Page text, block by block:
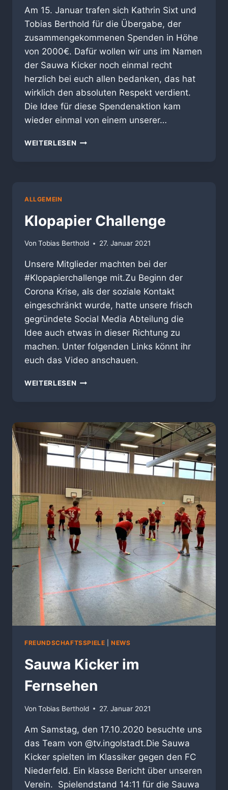
Am 15. Januar trafen sich Kathrin Sixt und
Tobias Berthold für die Übergabe, der
zusammengekommenen Spenden in Höhe
von 2000€. Dafür wollen wir uns im Namen
der Sauwa Kicker noch einmal recht
herzlich bei euch allen bedanken, das hat
wirklich den absoluten Respekt verdient.
Die Idee für diese Spendenaktion kam
wieder einmal von einem unserer…
WEITERLESEN SPENDENAKTION
ALLGEMEIN
Klopapier Challenge
Von Tobias Berthold 27. Januar 2021
Unsere Mitglieder machten bei der
#Klopapierchallenge mit.Zu Beginn der
Corona Krise, als der soziale Kontakt
eingeschränkt wurde, hatte unsere frisch
gegründete Social Media Abteilung die
Idee auch etwas in dieser Richtung zu
machen. Unter folgenden Links könnt ihr
euch das Video anschauen.
WEITERLESEN KLOPAPIER
FREUNDSCHAFTSSPIELE |NEWS
Sauwa Kicker im
Fernsehen
Von Tobias Berthold 27. Januar 2021
Am Samstag, den 17.10.2020 besuchte uns
das Team von @tv.ingolstadt.Die Sauwa
Kicker spielten im Klassiker gegen den FC
Niederfeld. Ein klasse Bericht über unseren
Verein. Spielendstand 14:11 für die Sauwa